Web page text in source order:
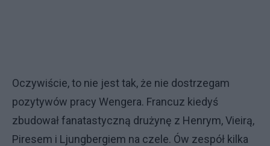
Oczywiście, to nie jest tak, że nie dostrzegam
pozytywów pracy Wengera. Francuz kiedyś
zbudował fanatastyczną drużynę z Henrym, Vieirą,
Piresem i Ljungbergiem na czele. Ów zespół kilka